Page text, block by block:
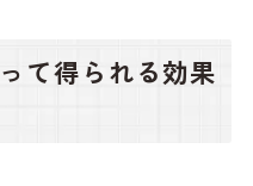
て得られる効果